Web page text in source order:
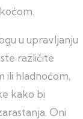
u upravljanju
različite
ili hladnoćom,
kako bi
Oni